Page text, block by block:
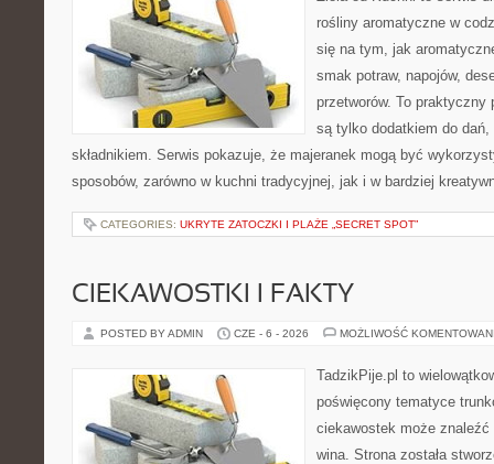
rośliny aromatyczne w
się na tym, jak
smak potraw, napojów,
przetworów. To praktyczny
są tylko dodatkiem do
składnikiem. Serwis pokazuje, że majeranek mogą być
sposobów, zarówno w kuchni tradycyjnej, jak i w bardziej
CATEGORIES: UKRYTE ZATOCZKI I PLAŻE „SECRET SPOT”
CIEKAWOSTKI I FAKTY
POSTED BY ADMIN CZE - 6 - 2026 MOŻLIWOŚĆ
TadzikPije.pl to
poświęcony tematyce
ciekawostek może
wina. Strona została